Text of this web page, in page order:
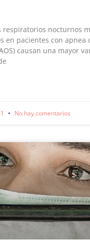
respiratorios nocturnos
en pacientes con apnea
causan una mayor
No hay comentarios